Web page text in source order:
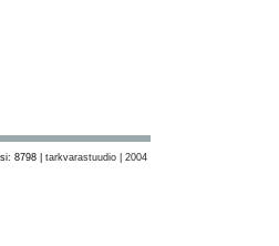
8798 | tarkvarastuudio | 2004